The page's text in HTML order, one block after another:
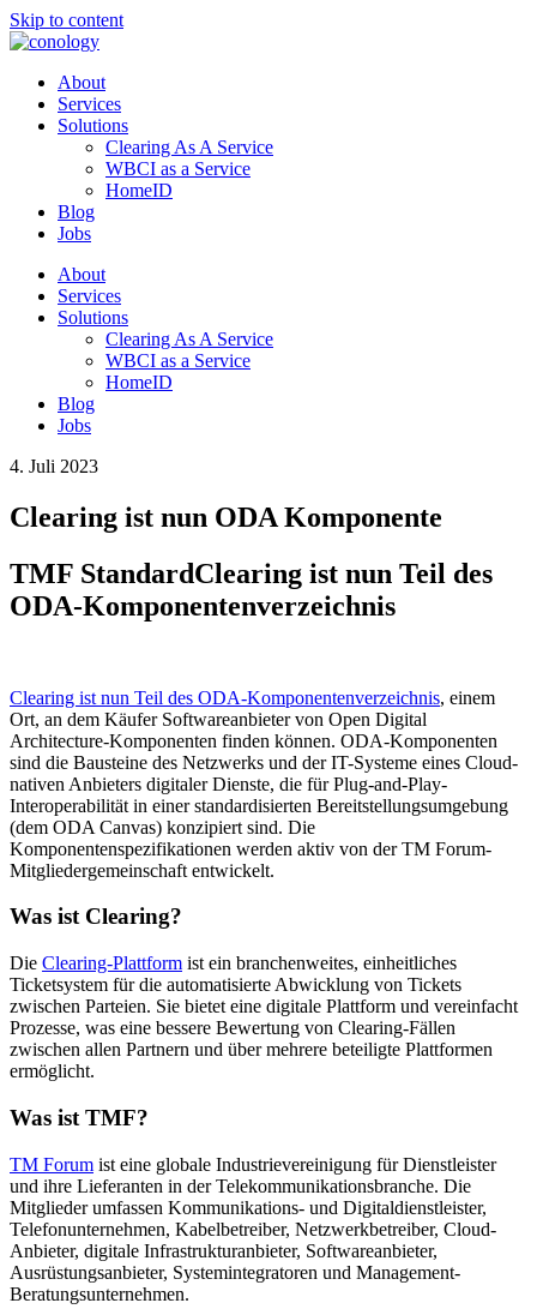
Skip to content
About
Services
Solutions
Clearing As A Service
WBCI as a Service
HomeID
Blog
Jobs
About
Services
Solutions
Clearing As A Service
WBCI as a Service
HomeID
Blog
Jobs
4. Juli 2023
Clearing ist nun ODA Komponente
TMF StandardClearing ist nun Teil des
ODA-Komponentenverzeichnis
Clearing ist nun Teil des ODA-Komponentenverzeichnis, einem
Ort, an dem Käufer Softwareanbieter von Open Digital
Architecture-Komponenten finden können. ODA-Komponenten
sind die Bausteine des Netzwerks und der IT-Systeme eines Cloud-
nativen Anbieters digitaler Dienste, die für Plug-and-Play-
Interoperabilität in einer standardisierten Bereitstellungsumgebung
(dem ODA Canvas) konzipiert sind. Die
Komponentenspezifikationen werden aktiv von der TM Forum-
Mitgliedergemeinschaft entwickelt.
Was ist Clearing?
Die Clearing-Plattform ist ein branchenweites, einheitliches
Ticketsystem für die automatisierte Abwicklung von Tickets
zwischen Parteien. Sie bietet eine digitale Plattform und vereinfacht
Prozesse, was eine bessere Bewertung von Clearing-Fällen
zwischen allen Partnern und über mehrere beteiligte Plattformen
ermöglicht.
Was ist TMF?
TM Forum ist eine globale Industrievereinigung für Dienstleister
und ihre Lieferanten in der Telekommunikationsbranche. Die
Mitglieder umfassen Kommunikations- und Digitaldienstleister,
Telefonunternehmen, Kabelbetreiber, Netzwerkbetreiber, Cloud-
Anbieter, digitale Infrastrukturanbieter, Softwareanbieter,
Ausrüstungsanbieter, Systemintegratoren und Management-
Beratungsunternehmen.